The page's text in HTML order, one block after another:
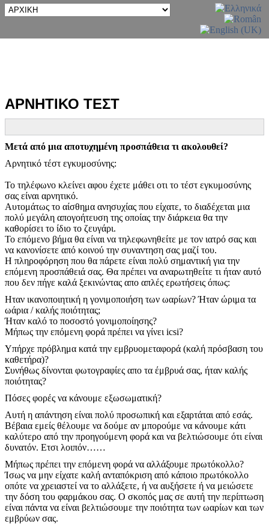
ΑΡΝΗΤΙΚΟ ΤΕΣΤ
Μετά από μια αποτυχημένη προσπάθεια τι ακολουθεί?
Αρνητικό τέστ εγκυμοσύνης:
Το τηλέφωνο κλείνει αφου έχετε μάθει οτι το τέστ εγκυμοσύνης
σας είναι αρνητικό.
Αυτομάτως το αίσθημα ανησυχίας που είχατε, το διαδέχεται μια
πολύ μεγάλη απογοήτευση της οποίας την διάρκεια θα την
καθορίσει το ίδιο το ζευγάρι.
Το επόμενο βήμα θα είναι να τηλεφωνηθείτε με τον ιατρό σας και
να κανονίσετε από κοινού την συναντηση σας μαζί του.
Η πληροφόρηση που θα πάρετε είναι πολύ σημαντική για την
επόμενη προσπάθειά σας. Θα πρέπει να αναρωτηθείτε τι ήταν αυτό
που δεν πήγε καλά ξεκινώντας απο απλές ερωτήσεις όπως:
Ηταν ικανοποιητική η γονιμοποιήση των ωαρίων? Ήταν ώριμα τα
ωάρια / καλής ποιότητας;
Ήταν καλό το ποσοστό γονιμοποίησης?
Μήπως την επόμενη φορά πρέπει να γίνει icsi?
Υπήρχε πρόβλημα κατά την εμβρυομεταφορά (καλή πρόσβαση του
καθετήρα)?
Συνήθως δίνονται φωτογραφίες απο τα έμβρυά σας, ήταν καλής
ποιότητας?
Πόσες φορές να κάνουμε εξωσωματική?
Αυτή η απάντηση είναι πολύ προσωπική και εξαρτάται από εσάς.
Βέβαια εμείς θέλουμε να δούμε αν μπορούμε να κάνουμε κάτι
καλύτερο από την προηγούμενη φορά και να βελτιώσουμε ότι είναι
δυνατόν. Ετσι λοιπόν……
Μήπως πρέπει την επόμενη φορά να αλλάξουμε πρωτόκολλο?
Ίσως να μην είχατε καλή ανταπόκριση από κάποιο πρωτόκολλο
οπότε να χρειαστεί να το αλλάξετε, ή να αυξήσετε ή να μειώσετε
την δόση του φαρμάκου σας. Ο σκοπός μας σε αυτή την περίπτωση
είναι πάντα να είναι βελτιώσουμε την ποιότητα των ωαρίων και των
εμβρύων σας.